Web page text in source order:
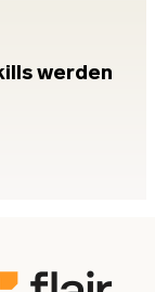
werden